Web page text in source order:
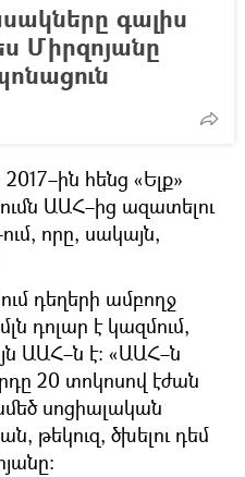
գալիս
Միրզոյանը
հենց «Ելք»
ԱԱՀ–ից ազատելու
որը, սակայն,
դեղերի ամբողջ
դոլար է կազմում,
ԱԱՀ–ն է։ «ԱԱՀ–ն
20 տոկոսով էժան
սոցիալական
թեկուզ, ծխելու դեմ